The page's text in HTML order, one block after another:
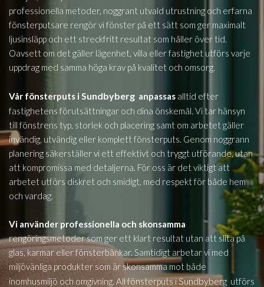
professionella metoder, noggrant utvald utrustning och erfarna
fönsterputsare rengör vi fönster på ett sätt som ger maximalt
ljusinsläpp och ett streckfritt resultat som håller över tid.
Oavsett om det gäller lägenhet, villa eller fastighet utförs varje
uppdrag med samma höga krav på kvalitet och omsorg.
Vår fönsterputs i Sundbyberg anpassas alltid efter
fastighetens förutsättningar och dina önskemål. Vi tar hänsyn
till fönstrens typ, storlek och placering samt om arbetet gäller
invändig, utvändig eller komplett fönsterputs. Genom noggrann
planering säkerställer vi ett effektivt och tryggt utförande, utan
att kompromissa med detaljerna. För oss är det viktigt att
arbetet utförs diskret och smidigt, med respekt för både hem
och vardag.
Vi använder professionella och skonsamma
rengöringsmetoder som ger ett klart resultat utan att slita på
glas, karmar eller fönsterbänkar. Samtidigt arbetar vi med
miljövänliga produkter som är skonsamma mot både
inomhusmiljö och omgivning. All fönsterputs iSundbyberg utförs